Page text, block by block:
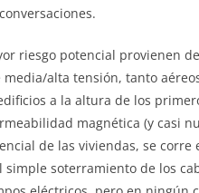
riesgo potencial provienen
alta tensión, tanto
a la altura de los
magnética (y casi
de las viviendas, se corre
simple soterramiento de los